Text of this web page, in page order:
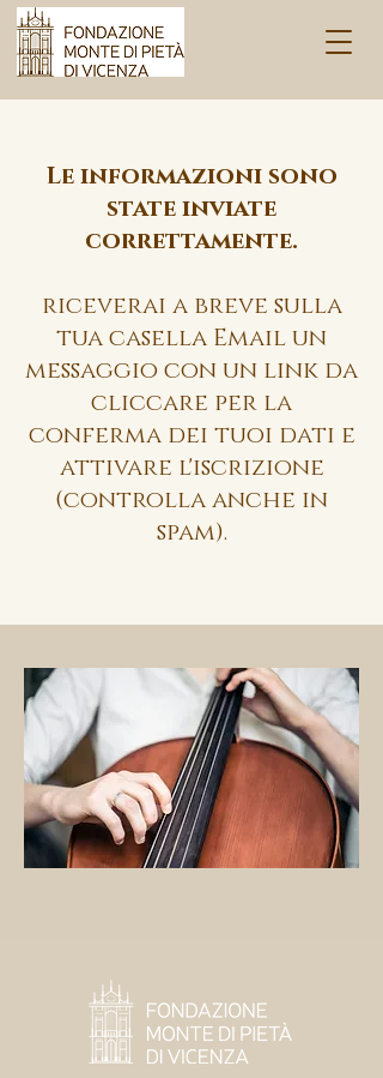
Le informazioni sono
state inviate
correttamente.
riceverai a breve sulla
tua casella Email un
messaggio con un link da
cliccare per la
conferma dei tuoi dati e
attivare l'iscrizione
(controlla anche in
spam).